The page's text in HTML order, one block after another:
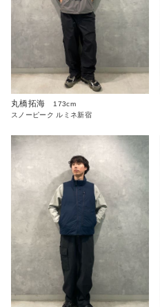
丸橋拓海
173cm
スノーピーク ルミネ新宿